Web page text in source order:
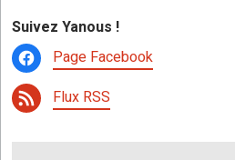
Suivez Yanous !
Page Facebook
Flux RSS